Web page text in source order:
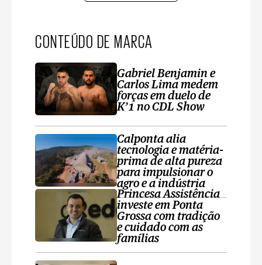
CONTEÚDO DE MARCA
Gabriel Benjamin e
Carlos Lima medem
forças em duelo de
K’1 no CDL Show
Calponta alia
tecnologia e matéria-
prima de alta pureza
para impulsionar o
agro e a indústria
Princesa Assistência
investe em Ponta
Grossa com tradição
e cuidado com as
famílias